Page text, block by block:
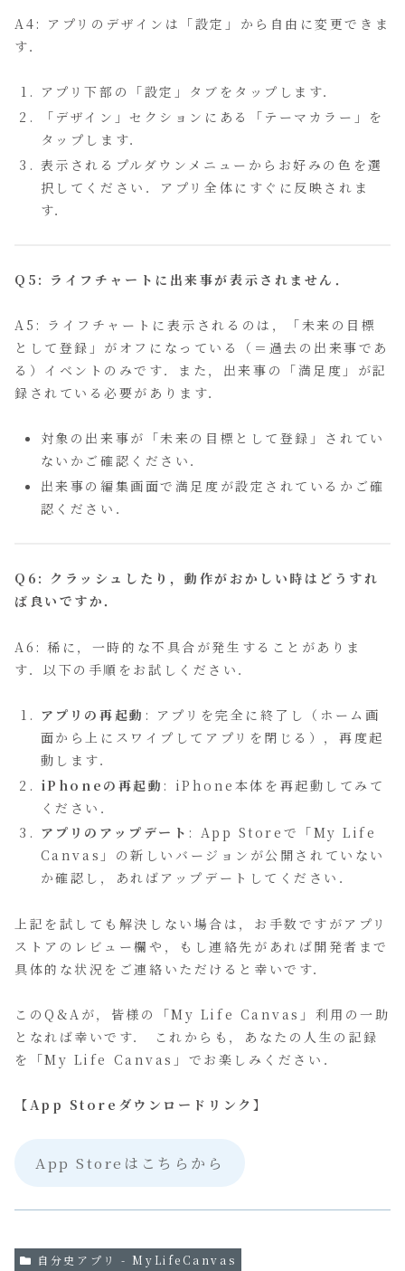
A4: アプリのデザインは「設定」から自由に変更できま
す．
アプリ下部の「設定」タブをタップします．
「デザイン」セクションにある「テーマカラー」を
タップします．
表示されるプルダウンメニューからお好みの色を選
択してください．アプリ全体にすぐに反映されま
す．
Q5: ライフチャートに出来事が表示されません．
A5: ライフチャートに表示されるのは，「未来の目標
として登録」がオフになっている（＝過去の出来事であ
る）イベントのみです．また，出来事の「満足度」が記
録されている必要があります．
対象の出来事が「未来の目標として登録」されてい
ないかご確認ください．
出来事の編集画面で満足度が設定されているかご確
認ください．
Q6: クラッシュしたり，動作がおかしい時はどうすれ
ば良いですか．
A6: 稀に，一時的な不具合が発生することがありま
す．以下の手順をお試しください．
アプリの再起動 : アプリを完全に終了し（ホーム画
面から上にスワイプしてアプリを閉じる），再度起
動します．
iPhoneの再起動 : iPhone本体を再起動してみて
ください．
アプリのアップデート : App Storeで「My Life
Canvas」の新しいバージョンが公開されていない
か確認し，あればアップデートしてください．
上記を試しても解決しない場合は，お手数ですがアプリ
ストアのレビュー欄や，もし連絡先があれば開発者まで
具体的な状況をご連絡いただけると幸いです．
このQ&Aが，皆様の「My Life Canvas」利用の一助
となれば幸いです． これからも，あなたの人生の記録
を「My Life Canvas」でお楽しみください．
【App Storeダウンロードリンク】
App Storeはこちらから
自分史アプリ - MyLifeCanvas